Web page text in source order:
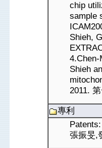
chip
sample
Shieh,
4.Chen-
Shieh
2011.
專利
張振旻,